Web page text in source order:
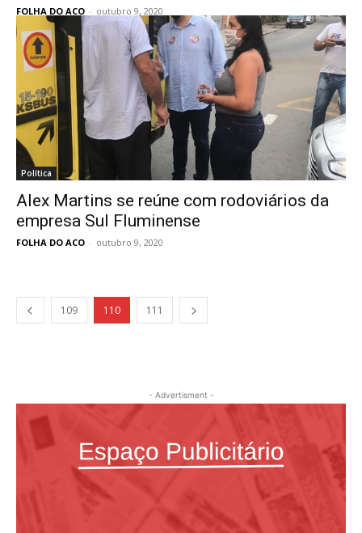
FOLHA DO ACO - outubro 9, 2020
Política
Alex Martins se reúne com rodoviários da
empresa Sul Fluminense
FOLHA DO ACO - outubro 9, 2020
109 110 111
- Advertisment -